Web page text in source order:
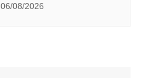
06/08/2026